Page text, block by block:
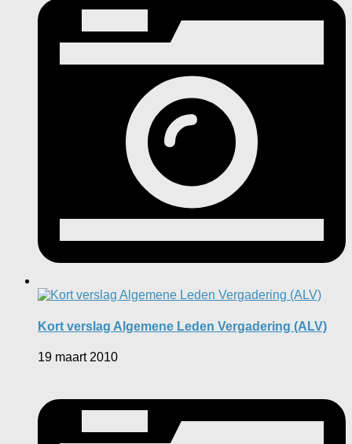
Kort verslag Algemene Leden Vergadering (ALV)
19 maart 2010